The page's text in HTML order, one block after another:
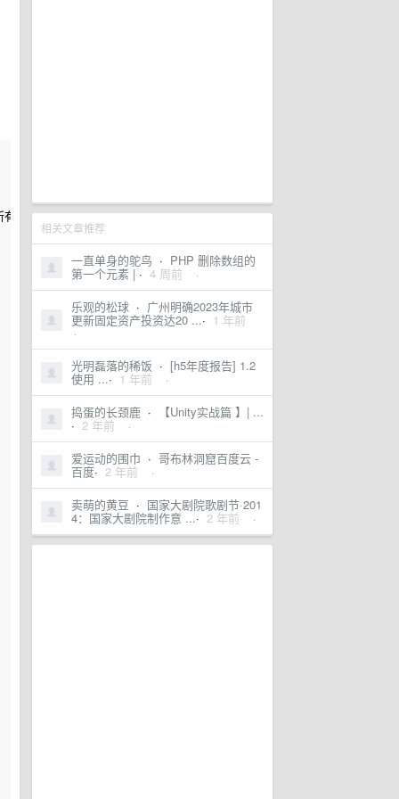
相关文章推荐
一直单身的鸵鸟 · PHP 删除数组的
第一个元素 | · 4 周前 ·
乐观的松球 · 广州明确2023年城市
更新固定资产投资达20 ...· 1 年前
·
光明磊落的稀饭 · [h5年度报告] 1.2
使用 ...· 1 年前 ·
捣蛋的长颈鹿 · 【Unity实战篇 】| ...
· 2 年前 ·
爱运动的围巾 · 哥布林洞窟百度云 -
百度· 2 年前 ·
卖萌的黄豆 · 国家大剧院歌剧节·201
4：国家大剧院制作意 ...· 2 年前 ·
字键名将改为从零开始计数，文字键名将不变。